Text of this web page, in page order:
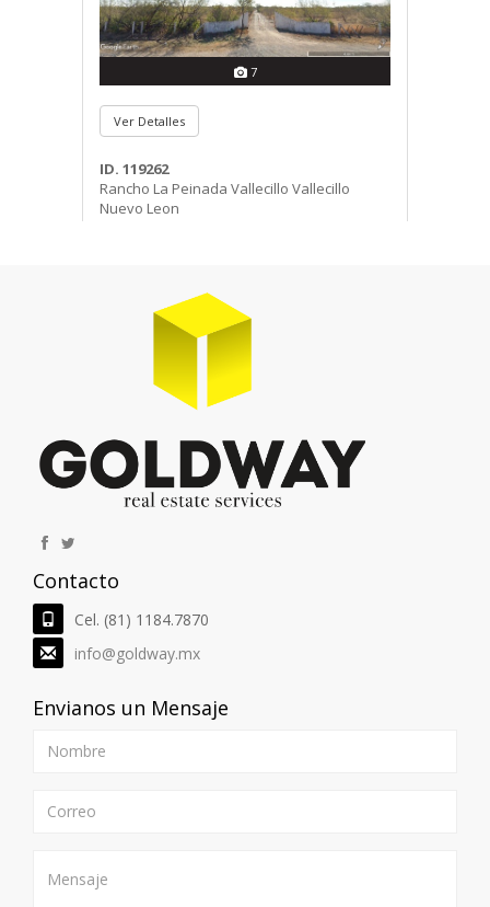
7
Ver Detalles
ID. 119262
Rancho La Peinada Vallecillo Vallecillo
Nuevo Leon
10
Ver Detalles
Rayones Carretera a Rayones
Terreno Campestre en Venta
$14,893,750 MXN | 59575.0 M
Contacto
Cel. (81) 1184.7870
info@goldway.mx
Envianos un Mensaje